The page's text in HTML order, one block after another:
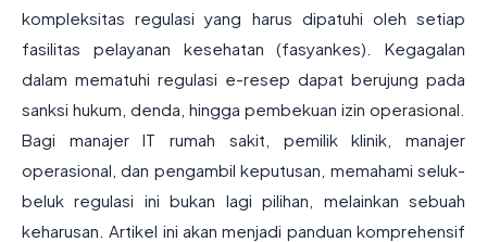
kompleksitas regulasi yang harus dipatuhi oleh setiap
fasilitas pelayanan kesehatan (fasyankes). Kegagalan
dalam mematuhi regulasi e-resep dapat berujung pada
sanksi hukum, denda, hingga pembekuan izin operasional.
Bagi manajer IT rumah sakit, pemilik klinik, manajer
operasional, dan pengambil keputusan, memahami seluk-
beluk regulasi ini bukan lagi pilihan, melainkan sebuah
keharusan. Artikel ini akan menjadi panduan komprehensif